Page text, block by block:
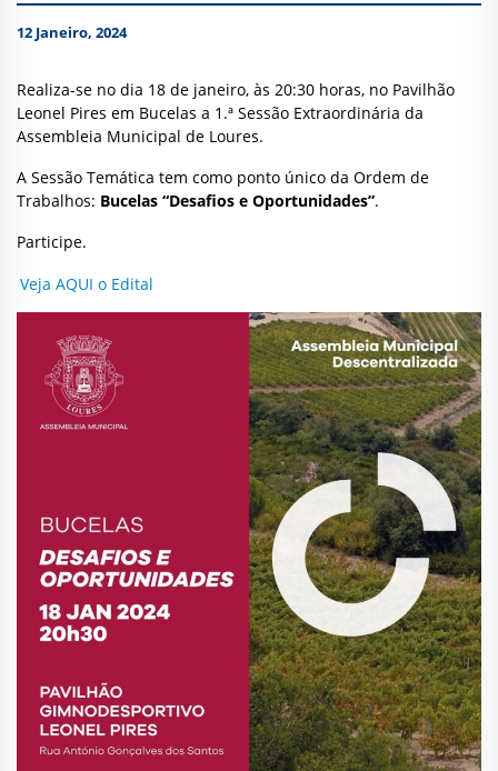
12 Janeiro, 2024
Realiza-se no dia 18 de janeiro, às 20:30 horas, no Pavilhão
Leonel Pires em Bucelas a 1.ª Sessão Extraordinária da
Assembleia Municipal de Loures.
A Sessão Temática tem como ponto único da Ordem de
Trabalhos: Bucelas “Desafios e Oportunidades”.
Participe.
Veja AQUI o Edital